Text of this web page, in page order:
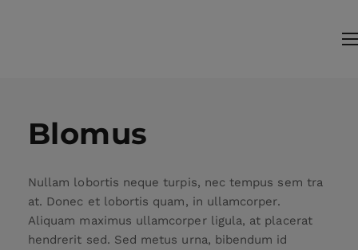
Blomus
Nullam lobortis neque turpis, nec tempus sem tra
at. Donec et lobortis quam, in ullamcorper.
Aliquam maximus ullamcorper ligula, at placerat
hendrerit sed. Sed metus urna, bibendum id